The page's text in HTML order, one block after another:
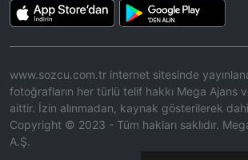
Aç
10.45%
www.sozcu.com.tr internet sitesinde
fotoğrafların her türlü telif hakkı Mega Ajans
aittir. İzin alınmadan, kaynak gösterilerek
Copyright © 2023 - Tüm hakları saklıdır.
A.Ş.